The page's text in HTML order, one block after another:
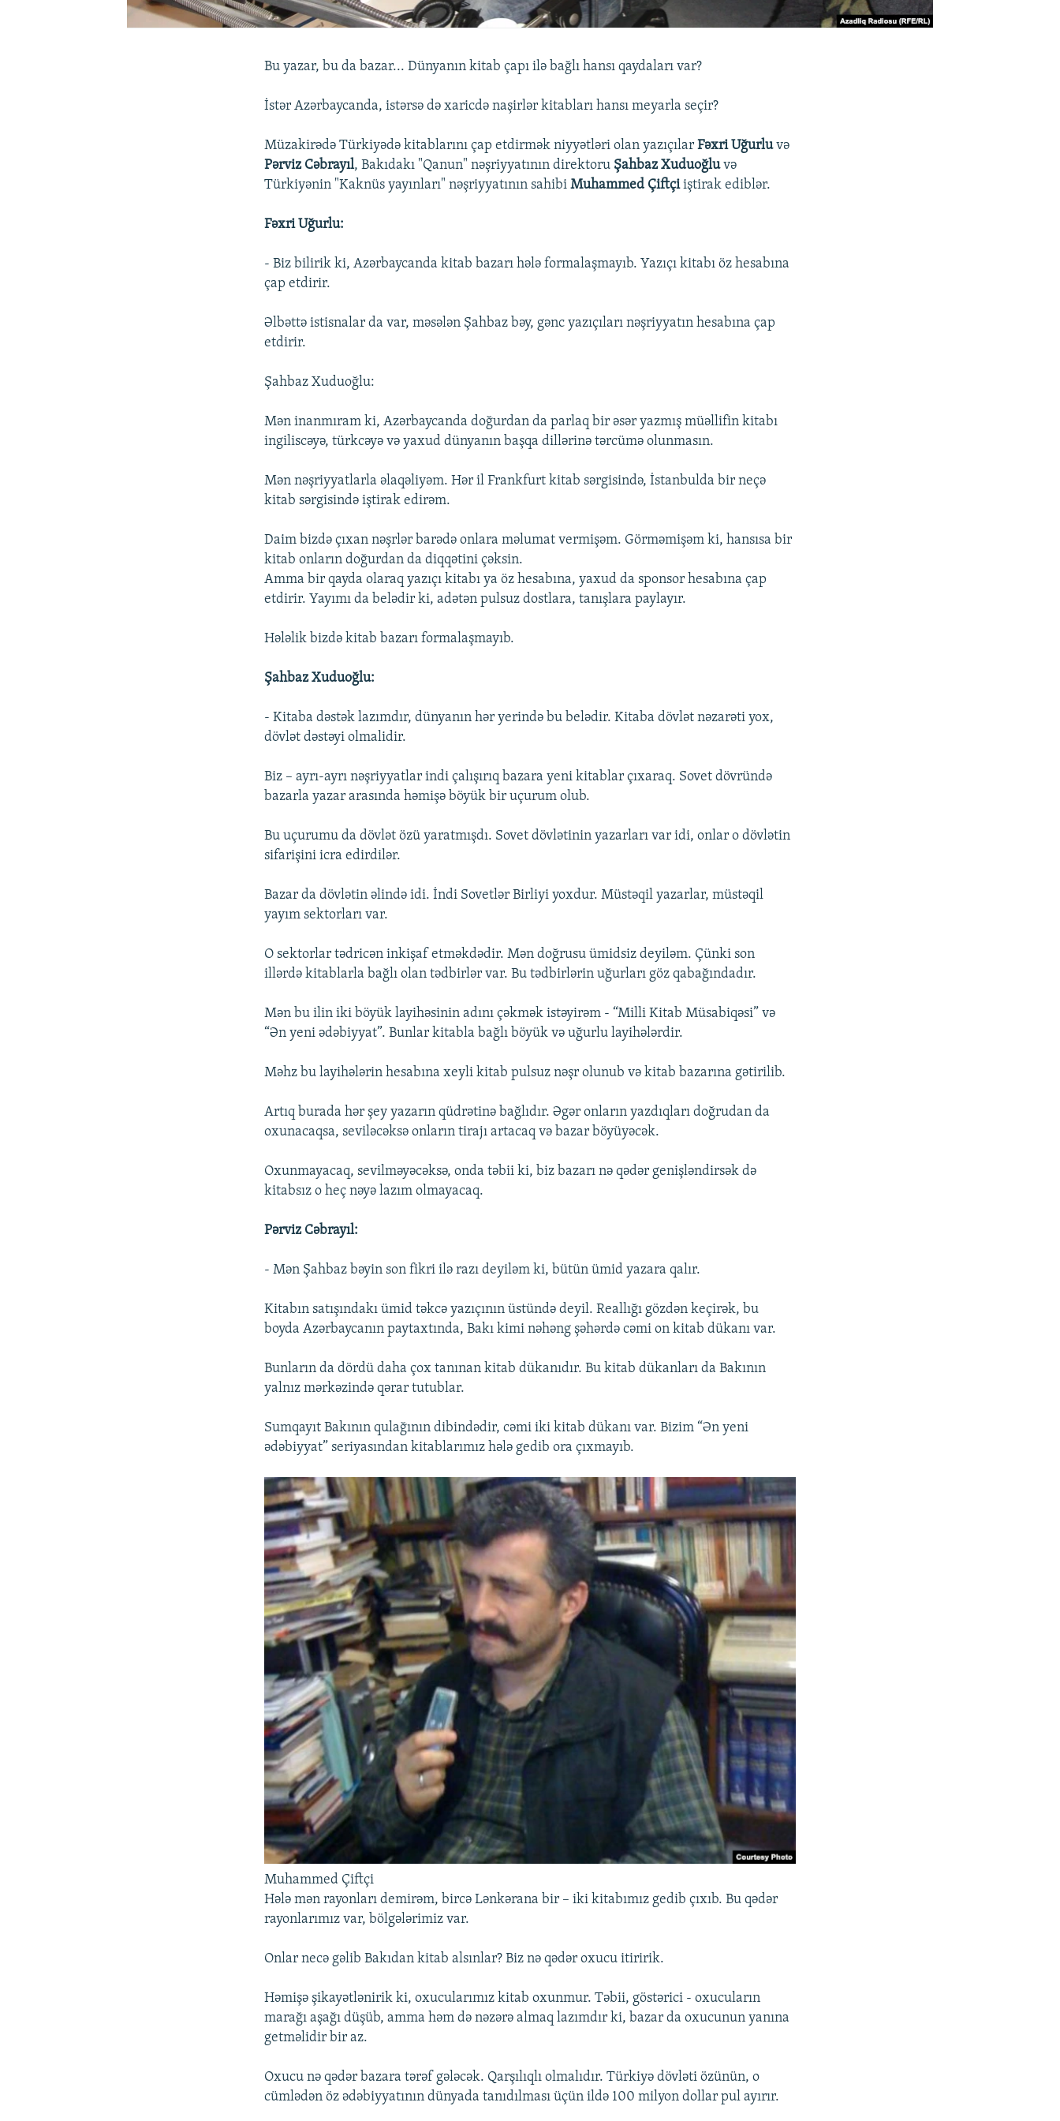
Bu yazar, bu da bazar... Dünyanın kitab çapı ilə bağlı hansı qaydaları var?
İstər Azərbaycanda, istərsə də xaricdə naşirlər kitabları hansı meyarla seçir?
Müzakirədə Türkiyədə kitablarını çap etdirmək niyyətləri olan yazıçılarFəxri Uğurluvə
Pərviz Cəbrayıl, Bakıdakı "Qanun" nəşriyyatının direktoru Şahbaz Xuduoğluvə
Türkiyənin "Kaknüs yayınları" nəşriyyatının sahibiMuhammed Çiftçiiştirak ediblər.
Fəxri Uğurlu:
- Biz bilirik ki, Azərbaycanda kitab bazarı hələ formalaşmayıb. Yazıçı kitabı öz hesabına
çap etdirir.
Əlbəttə istisnalar da var, məsələn Şahbaz bəy, gənc yazıçıları nəşriyyatın hesabına çap
etdirir.
Şahbaz Xuduoğlu:
Mən inanmıram ki, Azərbaycanda doğurdan da parlaq bir əsər yazmış müəllifin kitabı
ingiliscəyə, türkcəyə və yaxud dünyanın başqa dillərinə tərcümə olunmasın.
Mən nəşriyyatlarla əlaqəliyəm. Hər il Frankfurt kitab sərgisində, İstanbulda bir neçə
kitab sərgisində iştirak edirəm.
Daim bizdə çıxan nəşrlər barədə onlara məlumat vermişəm. Görməmişəm ki, hansısa bir
kitab onların doğurdan da diqqətini çəksin.
Amma bir qayda olaraq yazıçı kitabı ya öz hesabına, yaxud da sponsor hesabına çap
etdirir. Yayımı da belədir ki, adətən pulsuz dostlara, tanışlara paylayır.
Hələlik bizdə kitab bazarı formalaşmayıb.
Şahbaz Xuduoğlu:
- Kitaba dəstək lazımdır, dünyanın hər yerində bu belədir. Kitaba dövlət nəzarəti yox,
dövlət dəstəyi olmalidir.
Biz – ayrı-ayrı nəşriyyatlar indi çalışırıq bazara yeni kitablar çıxaraq. Sovet dövründə
bazarla yazar arasında həmişə böyük bir uçurum olub.
Bu uçurumu da dövlət özü yaratmışdı. Sovet dövlətinin yazarları var idi, onlar o dövlətin
sifarişini icra edirdilər.
Bazar da dövlətin əlində idi. İndi Sovetlər Birliyi yoxdur. Müstəqil yazarlar, müstəqil
yayım sektorları var.
O sektorlar tədricən inkişaf etməkdədir. Mən doğrusu ümidsiz deyiləm. Çünki son
illərdə kitablarla bağlı olan tədbirlər var. Bu tədbirlərin uğurları göz qabağındadır.
Mən bu ilin iki böyük layihəsinin adını çəkmək istəyirəm - “Milli Kitab Müsabiqəsi” və
“Ən yeni ədəbiyyat”. Bunlar kitabla bağlı böyük və uğurlu layihələrdir.
Məhz bu layihələrin hesabına xeyli kitab pulsuz nəşr olunub və kitab bazarına gətirilib.
Artıq burada hər şey yazarın qüdrətinə bağlıdır. Əgər onların yazdıqları doğrudan da
oxunacaqsa, seviləcəksə onların tirajı artacaq və bazar böyüyəcək.
Oxunmayacaq, sevilməyəcəksə, onda təbii ki, biz bazarı nə qədər genişləndirsək də
kitabsız o heç nəyə lazım olmayacaq.
Pərviz Cəbrayıl:
- Mən Şahbaz bəyin son fikri ilə razı deyiləm ki, bütün ümid yazara qalır.
Kitabın satışındakı ümid təkcə yazıçının üstündə deyil. Reallığı gözdən keçirək, bu
boyda Azərbaycanın paytaxtında, Bakı kimi nəhəng şəhərdə cəmi on kitab dükanı var.
Bunların da dördü daha çox tanınan kitab dükanıdır. Bu kitab dükanları da Bakının
yalnız mərkəzində qərar tutublar.
Sumqayıt Bakının qulağının dibindədir, cəmi iki kitab dükanı var. Bizim “Ən yeni
ədəbiyyat” seriyasından kitablarımız hələ gedib ora çıxmayıb.
Muhammed Çiftçi
Hələ mən rayonları demirəm, bircə Lənkərana bir – iki kitabımız gedib çıxıb. Bu qədər
rayonlarımız var, bölgələrimiz var.
Onlar necə gəlib Bakıdan kitab alsınlar? Biz nə qədər oxucu itiririk.
Həmişə şikayətlənirik ki, oxucularımız kitab oxunmur. Təbii, göstərici - oxucuların
marağı aşağı düşüb, amma həm də nəzərə almaq lazımdır ki, bazar da oxucunun yanına
getməlidir bir az.
Oxucu nə qədər bazara tərəf gələcək. Qarşılıqlı olmalıdır. Türkiyə dövləti özünün, o
cümlədən öz ədəbiyyatının dünyada tanıdılması üçün ildə 100 milyon dollar pul ayırır.